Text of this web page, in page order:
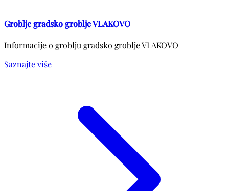
Groblje gradsko groblje VLAKOVO
Informacije o groblju gradsko groblje VLAKOVO
Saznajte više